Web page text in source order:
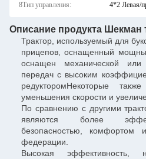
8Тип управления: 4*2 Левая/
Описание продукта Шекман
Трактор, используемый для
прицепов, оснащенный
оснащен механической или
передач с высоким
редукторомНекоторые
уменьшения скорости и
По сравнению с другими
являются более
безопасностью, комфортом
федерации.
Высокая эффективность,